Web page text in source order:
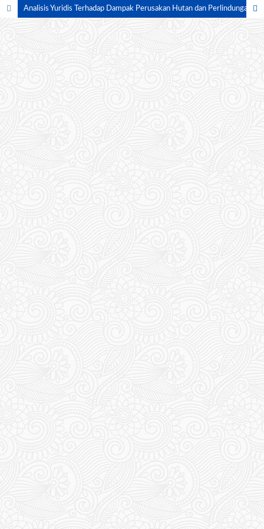
Analisis Yuridis Terhadap Dampak Perusakan Hutan dan Perlindungan Hak Masyarakat: Studi Kasus Hutan Adat Awyu di Papua